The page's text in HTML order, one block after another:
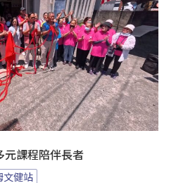
元課程陪伴長者
文健站